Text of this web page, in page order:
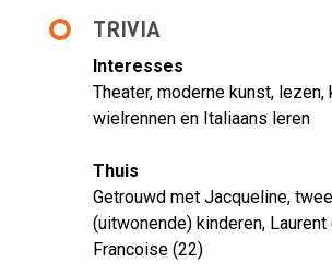
TRIVIA
Interesses
Theater, moderne kunst, lezen,
wielrennen en Italiaans leren
Thuis
Getrouwd met Jacqueline, twee
(uitwonende) kinderen, Laurent
Francoise (22)